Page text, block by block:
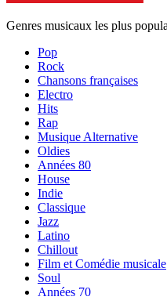
Genres musicaux les plus
Pop
Rock
Chansons françaises
Electro
Hits
Rap
Musique Alternative
Oldies
Années 80
House
Indie
Classique
Jazz
Latino
Chillout
Film et Comédie musicale
Soul
Années 70